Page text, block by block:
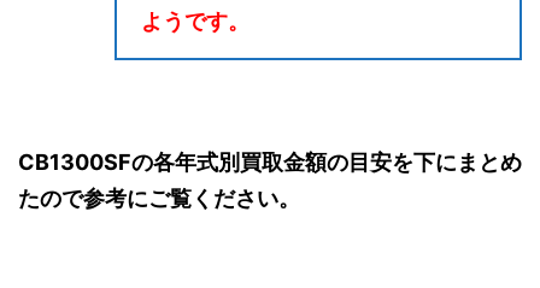
ようです。
CB1300SFの各年式別買取金額の目安を下にまとめ
たので参考にご覧ください。